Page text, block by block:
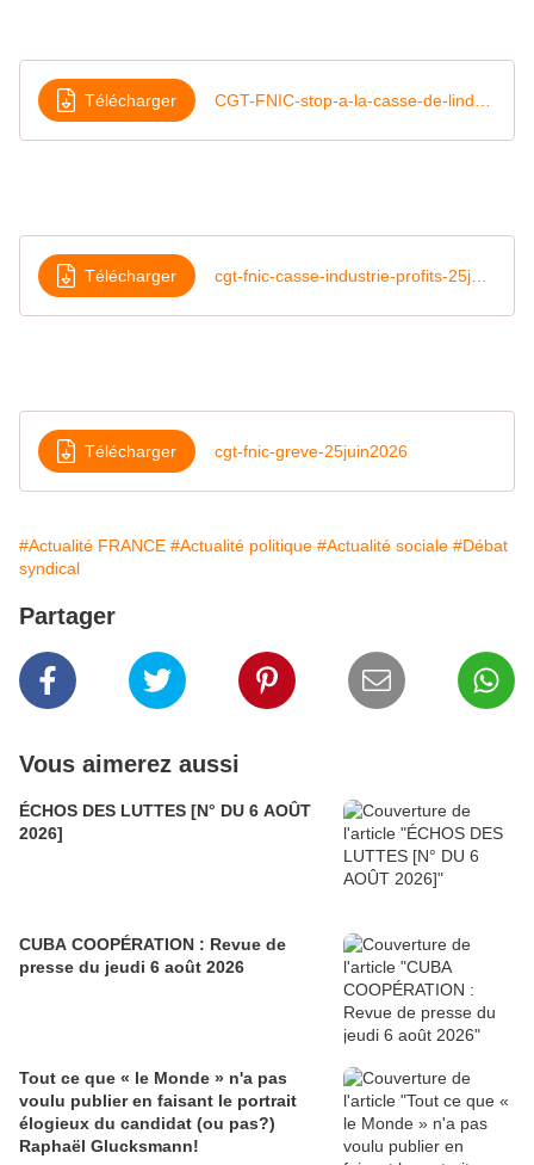
Télécharger
Télécharger
Télécharger cgt-fnic-greve-25juin2026
#Actualité FRANCE #Actualité politique #Actualité sociale #Débat
syndical
Partager
Vous aimerez aussi
ÉCHOS DES LUTTES [N° DU 6 AOÛT
2026]
CUBA COOPÉRATION : Revue de
presse du jeudi 6 août 2026
Tout ce que « le Monde » n'a pas
voulu publier en faisant le portrait
élogieux du candidat (ou pas?)
Raphaël Glucksmann!